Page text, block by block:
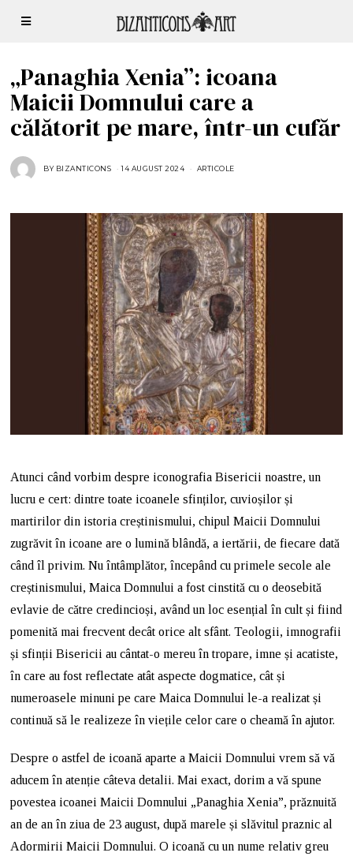
„Panaghia Xenia”: icoana
Maicii Domnului care a
călătorit pe mare, într-un cufăr
BY BIZANTICONS 14 AUGUST 2024
U
S
T
2
0
2
4
ARTICOLE
Atunci când vorbim despre iconografia Bisericii noastre, un
lucru e cert: dintre toate icoanele sfinților, cuvioșilor și
martirilor din istoria creștinismului, chipul Maicii Domnului
zugrăvit în icoane are o lumină blândă, a iertării, de fiecare dată
când îl privim. Nu întâmplător, începând cu primele secole ale
creștinismului, Maica Domnului a fost cinstită cu o deosebită
evlavie de către credincioși, având un loc esențial în cult și fiind
pomenită mai frecvent decât orice alt sfânt. Teologii, imnografii
și sfinții Bisericii au cântat-o mereu în tropare, imne și acatiste,
în care au fost reflectate atât aspecte dogmatice, cât și
numeroasele minuni pe care Maica Domnului le-a realizat și
continuă să le realizeze în viețile celor care o cheamă în ajutor.
Despre o astfel de icoană aparte a Maicii Domnului vrem să vă
aducem în atenție câteva detalii. Mai exact, dorim a vă spune
povestea icoanei Maicii Domnului „Panaghia Xenia”, prăznuită
an de an în ziua de 23 august, după marele și slăvitul praznic al
Adormirii Maicii Domnului. O icoană cu un nume relativ greu